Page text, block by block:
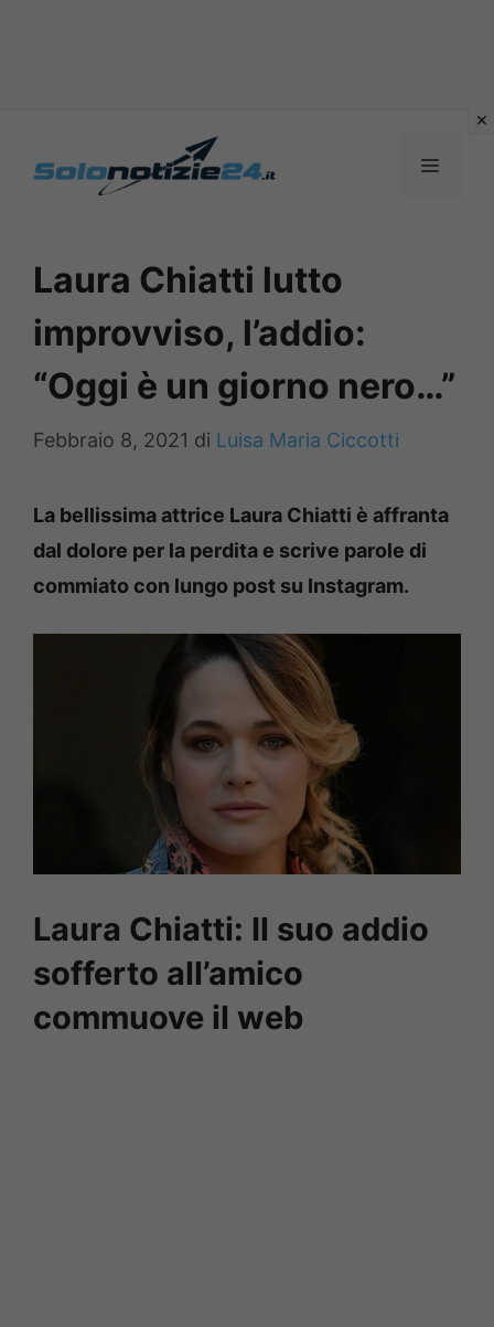
MENU
Laura Chiatti lutto
improvviso, l’addio:
“Oggi è un giorno nero…”
Febbraio 8, 2021 di Luisa Maria Ciccotti
La bellissima attrice Laura Chiatti è affranta
dal dolore per la perdita e scrive parole di
commiato con lungo post su Instagram.
Laura Chiatti: Il suo addio
sofferto all’amico
commuove il web